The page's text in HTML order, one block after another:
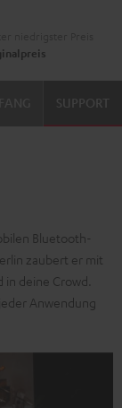
SUPPORT
Bluetooth-
zaubert er mit
deine Crowd.
Anwendung